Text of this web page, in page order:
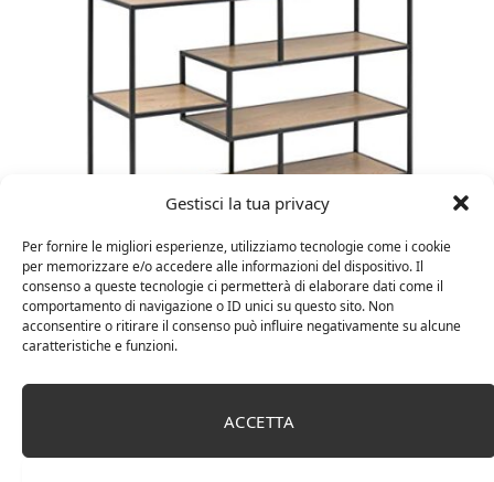
Gestisci la tua privacy
Per fornire le migliori esperienze, utilizziamo tecnologie come i cookie
per memorizzare e/o accedere alle informazioni del dispositivo. Il
consenso a queste tecnologie ci permetterà di elaborare dati come il
comportamento di navigazione o ID unici su questo sito. Non
acconsentire o ritirare il consenso può influire negativamente su alcune
caratteristiche e funzioni.
ACCETTA
Amazon Basics Martin – Libreria, 35 x 114 x 78 cm
(Lu x La x A), effetto quercia(In precedenza
marchio Movian)